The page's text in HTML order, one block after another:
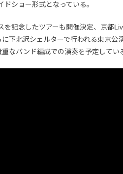
ショー形式となっている。
を記念したツアーも開催決定、京都
下北沢シェルターで行われる東京公
なバンド編成での演奏を予定してい